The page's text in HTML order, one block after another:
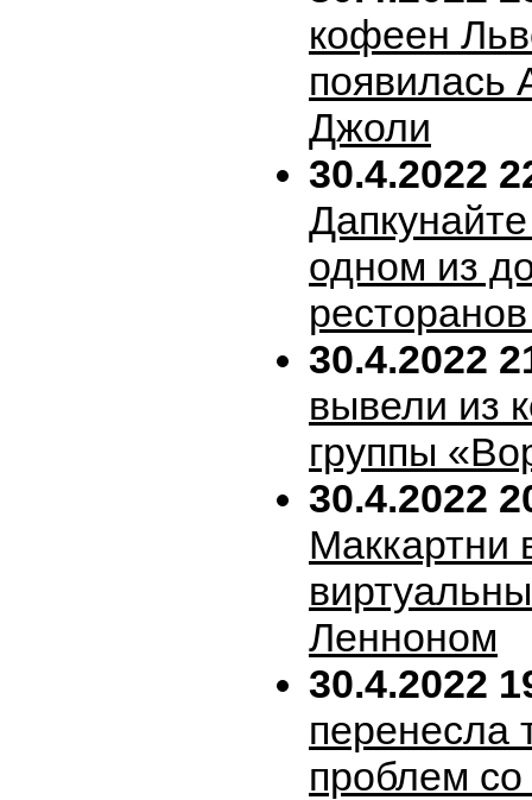
кофеен
появилась
Джоли
30.4.2022
одном из
30.4.2022
вывели из
группы
30.4.2022
Маккартни
Ленноном
30.4.2022
перенесла
проблем